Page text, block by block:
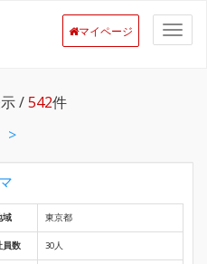
マイページ
/542件
>
域 東京都
員数 30人